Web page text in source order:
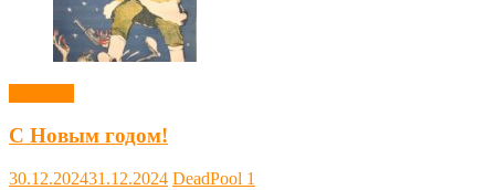
С Новым годом!
30.12.202431.12.2024 DeadPool 1